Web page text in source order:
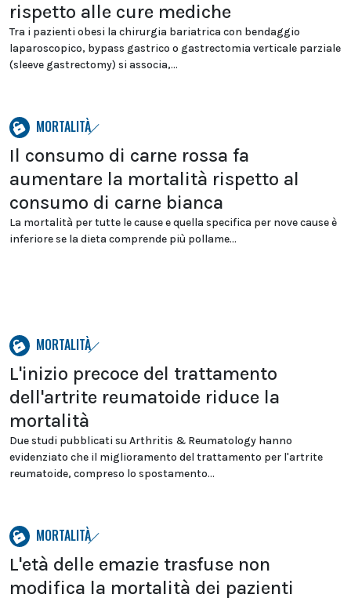
rispetto alle cure mediche
Tra i pazienti obesi la chirurgia bariatrica con bendaggio
laparoscopico, bypass gastrico o gastrectomia verticale parziale
(sleeve gastrectomy) si associa,...
MORTALITÀ
Il consumo di carne rossa fa
aumentare la mortalità rispetto al
consumo di carne bianca
La mortalità per tutte le cause e quella specifica per nove cause è
inferiore se la dieta comprende più pollame...
MORTALITÀ
L'inizio precoce del trattamento
dell'artrite reumatoide riduce la
mortalità
Due studi pubblicati su Arthritis & Reumatology hanno
evidenziato che il miglioramento del trattamento per l'artrite
reumatoide, compreso lo spostamento...
MORTALITÀ
L'età delle emazie trasfuse non
modifica la mortalità dei pazienti